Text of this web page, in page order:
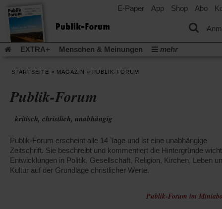
E-Paper App Shop Abo
EXTRA+ Menschen & Meinungen
mehr
EXTRA
Edition
Newsletter
Veranstaltungen
Leserinitiative Publik-Forum e.V.
in
einem
neuen
Tab)
in
einem
neuen
Gleichberechtigung
Künstliche Intelligenz(Öffnet
in
einem
Was gibt
Krieg und Frieden (Öffnet
in
Gott neu denken Krieg in der Ukraine
Flucht und Migration
Video-Podcast »Veranstaltungen«
STARTSEITE » MAGAZIN » PUBLIK-FORUM
Publik-Forum
kritisch, christlich, unabhängig
Publik-Forum erscheint alle 14 Tage und ist eine unabhängige
Zeitschrift. Sie beschreibt und kommentiert die Hintergründe
Entwicklungen in Politik, Gesellschaft, Religion, Kirchen, Leben
Kultur auf der Grundlage christlicher Werte.
Publik-Forum im